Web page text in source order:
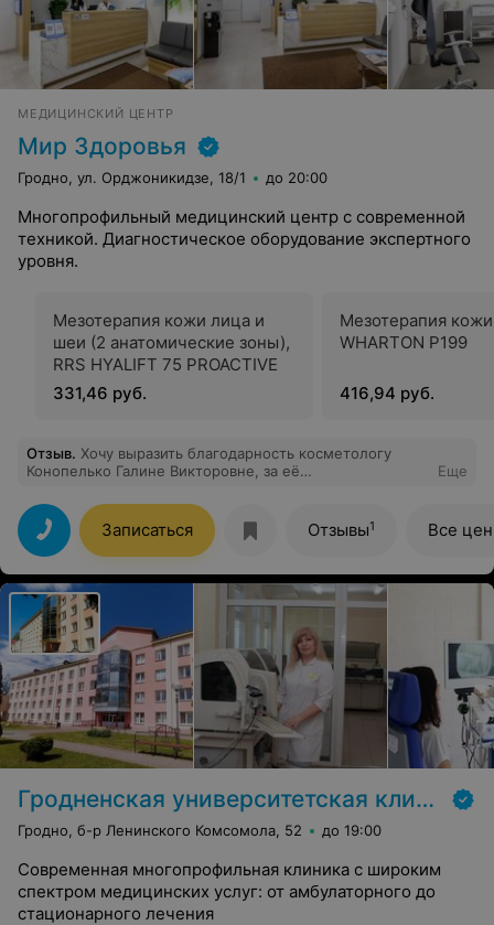
МЕДИЦИНСКИЙ ЦЕНТР
Мир Здоровья
Гродно, ул. Орджоникидзе, 18/1 до 20:00
Многопрофильный медицинский центр с современной
техникой. Диагностическое оборудование экспертного
уровня.
Мезотерапия кожи лица и
шеи (2 анатомические зоны),
RRS HYALIFT 75 PROACTIVE
331,46 руб.
Мезотерапия
WHARTON P199
416,94 руб.
Отзыв. Хочу выразить благодарность косметологу
Конопелько Галине Викторовне, за её
Еще
Записаться Отзывы1 Все
Гродненская университетская клиника
Гродно, б-р Ленинского Комсомола, 52 до 19:00
Современная многопрофильная клиника с широким
спектром медицинских услуг: от амбулаторного до
стационарного лечения